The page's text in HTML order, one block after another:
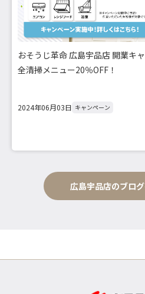
おそうじ革命 広島宇品店 開業キ
全清掃メニュー20％OFF！
2024年06月03日 キャンペーン
広島宇品店のブロ